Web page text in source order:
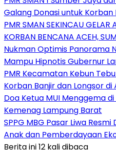
Galang Donasi untuk Korban
PMR SMAN SEKINCAU GELAR
KORBAN BENCANA ACEH,
Nukman Optimis Panorama
Mampu Hipnotis Gubernur
PMR Kecamatan Kebun
Korban Banjir dan Longsor
Doa Ketua MUI Menggema
Kemenag Lampung Barat
SPPG MBG Pasar Liwa
Anak dan Pemberdayaan
Berita ini 12 kali dibaca